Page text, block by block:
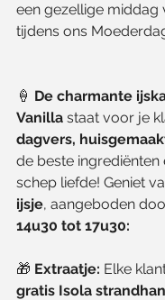
een gezellige middag
tijdens ons
🍦 De charmante
Vanilla staat voor je
dagvers,
de beste ingrediënten
schep liefde! Geniet
ijsje, aangeboden
14u30 tot 17u30:
🎁 Extraatje: Elke
gratis Isola